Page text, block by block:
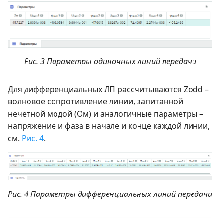
Рис. 3 Параметры одиночных линий передачи
Для дифференциальных ЛП рассчитываются Zodd –
волновое сопротивление линии, запитанной
нечетной модой (Ом) и аналогичные параметры –
напряжение и фаза в начале и конце каждой линии,
см. Рис. 4.
Рис. 4 Параметры дифференциальных линий передачи